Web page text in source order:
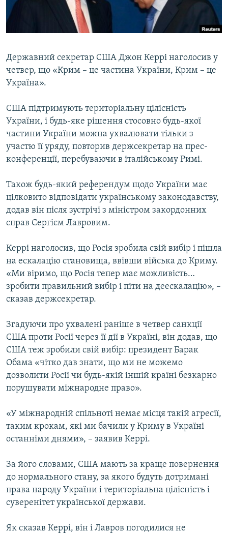
ВІДЕОУРОКИ «ELIFBE»
СВІДЧЕННЯ ОКУПАЦІЇ
ІНФОГРАФІКА
Русский
Qırımtatar
ДОЛУЧАЙСЯ!
Усі сайти RFE/RL
Державний секретар США Джон Керрі наголосив у
четвер, що «Крим – це частина України, Крим – це
Україна».
США підтримують територіальну цілісність
України, і будь-яке рішення стосовно будь-якої
частини України можна ухвалювати тільки з
участю її уряду, повторив держсекретар на прес-
конференції, перебуваючи в італійському Римі.
Також будь-який референдум щодо України має
цілковито відповідати українському законодавству,
додав він після зустрічі з міністром закордонних
справ Сергієм Лавровим.
Керрі наголосив, що Росія зробила свій вибір і пішла
на ескалацію становища, ввівши війська до Криму.
«Ми віримо, що Росія тепер має можливість…
зробити правильний вибір і піти на деескалацію», –
сказав держсекретар.
Згадуючи про ухвалені раніше в четвер санкції
США проти Росії через її дії в Україні, він додав, що
США теж зробили свій вибір: президент Барак
Обама «чітко дав знати, що ми не можемо
дозволити Росії чи будь-якій іншій країні безкарно
порушувати міжнародне право».
«У міжнародній спільноті немає місця такій агресії,
таким крокам, які ми бачили у Криму в Україні
останніми днями», – заявив Керрі.
За його словами, США мають за краще повернення
до нормального стану, за якого будуть дотримані
права народу України і територіальна цілісність і
суверенітет української держави.
Як сказав Керрі, він і Лавров погодилися не